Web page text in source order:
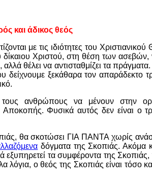
και άδικος θεός
με τις ιδιότητες του
Χριστού, στη θέση των ασεβών,
θέλει να αντισταθμίζει τα
δείχνουμε ξεκάθαρα τον απαράδεκτο
ανθρώπους να μένουν στην
Φυσικά αυτός δεν είναι ο
θα σκοτώσει ΓΙΑ ΠΑΝΤΑ χωρίς
δόγματα της Σκοπιάς. Ακόμα
εξυπηρετεί τα συμφέροντα της
ο θεός της Σκοπιάς είναι τόσο